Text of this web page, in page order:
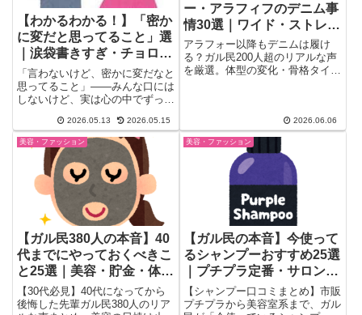
【わかるわかる！】「密か
に変だと思ってること」選
｜涙袋書きすぎ・チョロ毛
横から見たら変・投げ銭の
謎…ガル民の本音
「言わないけど、密かに変だなと
思ってること」——みんな口には
しないけど、実は心の中でずっと
2026.05.13 2026.05.15
ー・アラフィフのデニム事
情30選｜ワイド・ストレー
ト・色の選び方
アラフォー以降もデニムは履け
る？ガル民200人超のリアルな声
を厳選。体型の変化・骨格タイプ
なる」派と「お腹が苦しくて無
理」派、あなたはどっち？
2026.06.06
美容・ファッション
【ガル民380人の本音】40
代までにやっておくべきこ
と25選｜美容・貯金・体
力・歯の後悔リスト
【30代必見】40代になってから
後悔した先輩ガル民380人のリア
美容・ファッション
【ガル民の本音】今使って
るシャンプーおすすめ25選
｜プチプラ定番・サロン
系・縮毛矯正向けを徹底比
較
【シャンプー口コミまとめ】市販
プチプラから美容室系まで、ガル